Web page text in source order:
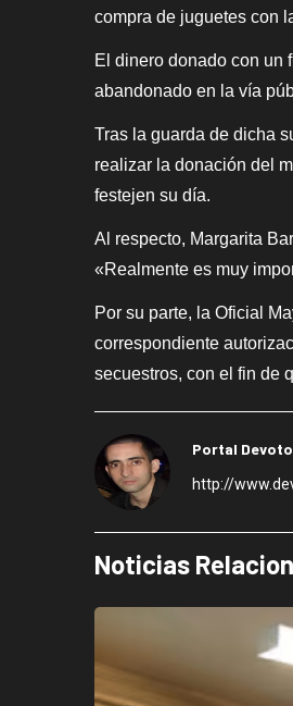
compra de juguetes con
El dinero donado con un
abandonado en la vía
Tras la guarda de dicha
realizar la donación del
festejen su día.
Al respecto, Margarita
«Realmente es muy
Por su parte, la Oficial
correspondiente
secuestros, con el fin de
Portal
http://
Noticias